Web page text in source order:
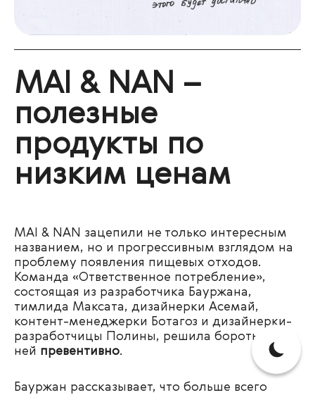
MAI & NAN –
полезные
продукты по
низким ценам
MAI & NAN зацепили не только интересным
названием, но и прогрессивным взглядом на
проблему появления пищевых отходов.
Команда «Ответственное потребление»,
состоящая из разработчика Бауржана,
тимлида Максата, дизайнерки Асемай,
контент-менеджерки Ботагоз и дизайнерки-
разработчицы Полины, решила бороться с
ней превентивно.
Бауржан рассказывает, что больше всего